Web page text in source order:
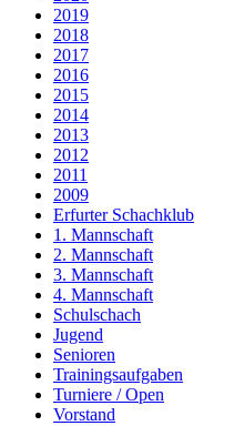
2019
2018
2017
2016
2015
2014
2013
2012
2011
2009
Erfurter Schachklub
1. Mannschaft
2. Mannschaft
3. Mannschaft
4. Mannschaft
Schulschach
Jugend
Senioren
Trainingsaufgaben
Turniere / Open
Vorstand